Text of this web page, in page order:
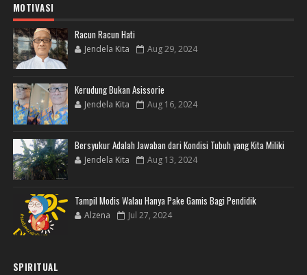
MOTIVASI
Racun Racun Hati
Jendela Kita Aug 29, 2024
Kerudung Bukan Asissorie
Jendela Kita Aug 16, 2024
Bersyukur Adalah Jawaban dari Kondisi Tubuh yang Kita Miliki
Jendela Kita Aug 13, 2024
Tampil Modis Walau Hanya Pake Gamis Bagi Pendidik
Alzena Jul 27, 2024
SPIRITUAL